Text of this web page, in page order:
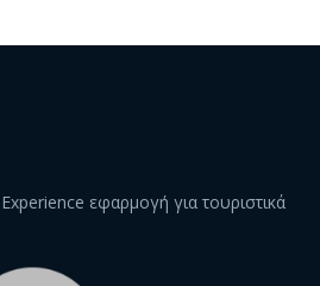
εφαρμογή για τουριστικά